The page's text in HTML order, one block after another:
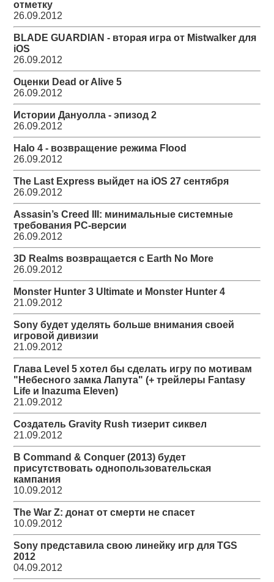
отметку
26.09.2012
BLADE GUARDIAN - вторая игра от Mistwalker для
iOS
26.09.2012
Оценки Dead or Alive 5
26.09.2012
Истории Дануолла - эпизод 2
26.09.2012
Halo 4 - возвращение режима Flood
26.09.2012
The Last Express выйдет на iOS 27 сентября
26.09.2012
Assasin’s Creed III: минимальные системные
требования PC-версии
26.09.2012
3D Realms возвращается с Earth No More
26.09.2012
Monster Hunter 3 Ultimate и Monster Hunter 4
21.09.2012
Sony будет уделять больше внимания своей
игровой дивизии
21.09.2012
Глава Level 5 хотел бы сделать игру по мотивам
"Небесного замка Лапута" (+ трейлеры Fantasy
Life и Inazuma Eleven)
21.09.2012
Создатель Gravity Rush тизерит сиквел
21.09.2012
В Command & Conquer (2013) будет
присутствовать однопользовательская
кампания
10.09.2012
The War Z: донат от смерти не спасет
10.09.2012
Sony представила свою линейку игр для TGS
2012
04.09.2012